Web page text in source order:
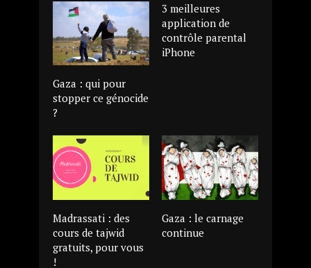
Gaza : qui pour
stopper ce génocide
?
3 meilleures
application de
contrôle parental
iPhone
Madrassati : des
cours de tajwid
gratuits, pour vous
!
Gaza : le carnage
continue